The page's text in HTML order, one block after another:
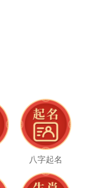
八字起名